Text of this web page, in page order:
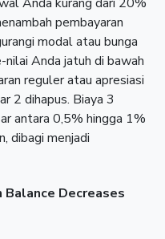
pembayaran
modal atau bunga
Anda jatuh di bawah
reguler atau apresiasi
2 dihapus. Biaya 3
antara 0,5% hingga 1%
dibagi menjadi
Decreases